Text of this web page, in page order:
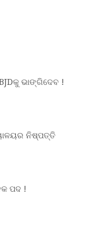
ଭାଙ୍ଗିଦେବ !
ନିଷ୍ପତ୍ତି
ପଦ !